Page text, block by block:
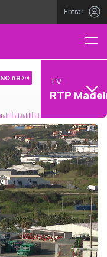
Entrar
NO AR TV
RTP